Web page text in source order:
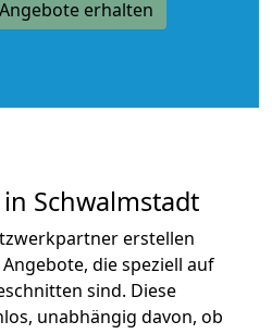
erhalten
Schwalmstadt
erstellen
die speziell auf
sind. Diese
unabhängig davon, ob